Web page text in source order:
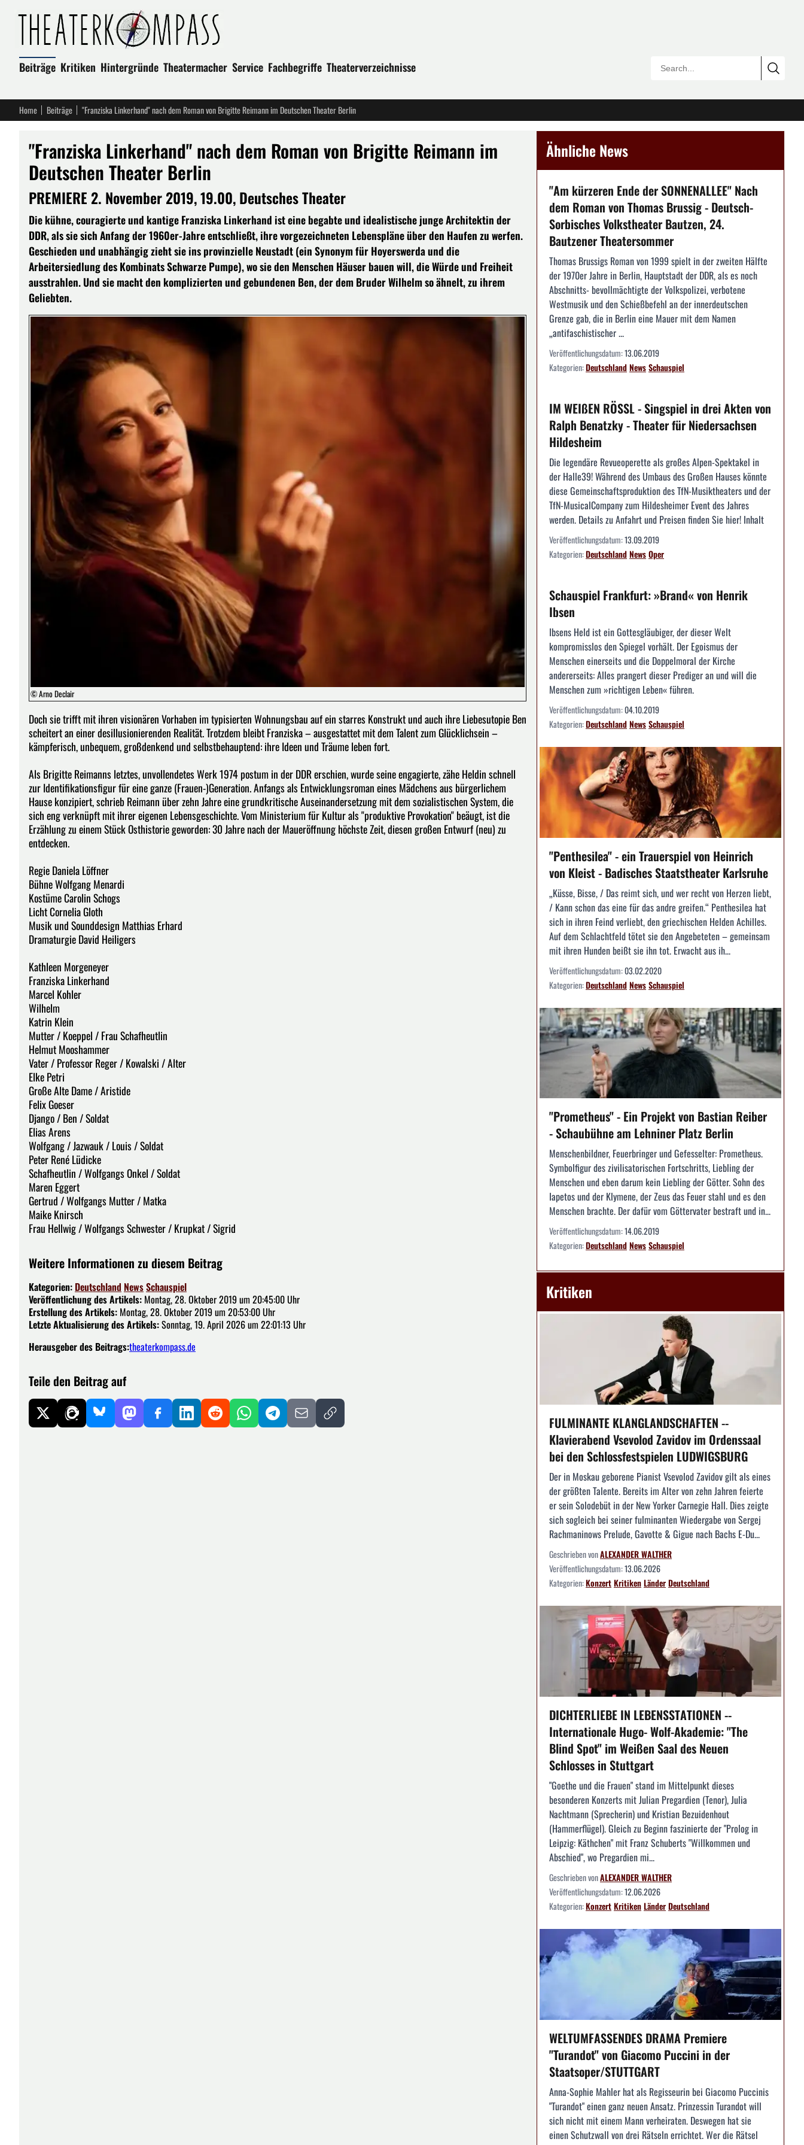
Beiträge Kritiken Hintergründe Theatermacher Service Fachbegriffe Theaterverzeichnisse
Home Beiträge "Franziska Linkerhand" nach dem Roman von Brigitte Reimann im Deutschen Theater Berlin
"Franziska Linkerhand" nach dem Roman von Brigitte Reimann im
Deutschen Theater Berlin
PREMIERE 2. November 2019, 19.00, Deutsches Theater
Die kühne, couragierte und kantige Franziska Linkerhand ist eine begabte und idealistische junge Architektin der
DDR, als sie sich Anfang der 1960er-Jahre entschließt, ihre vorgezeichneten Lebenspläne über den Haufen zu werfen.
Geschieden und unabhängig zieht sie ins provinzielle Neustadt (ein Synonym für Hoyerswerda und die
Arbeitersiedlung des Kombinats Schwarze Pumpe), wo sie den Menschen Häuser bauen will, die Würde und Freiheit
ausstrahlen. Und sie macht den komplizierten und gebundenen Ben, der dem Bruder Wilhelm so ähnelt, zu ihrem
Geliebten.
© Arno Declair
Doch sie trifft mit ihren visionären Vorhaben im typisierten Wohnungsbau auf ein starres Konstrukt und auch ihre Liebesutopie Ben
scheitert an einer desillusionierenden Realität. Trotzdem bleibt Franziska – ausgestattet mit dem Talent zum Glücklichsein –
kämpferisch, unbequem, großdenkend und selbstbehauptend: ihre Ideen und Träume leben fort.
Als Brigitte Reimanns letztes, unvollendetes Werk 1974 postum in der DDR erschien, wurde seine engagierte, zähe Heldin schnell
zur Identifikationsfigur für eine ganze (Frauen-)Generation. Anfangs als Entwicklungsroman eines Mädchens aus bürgerlichem
Hause konzipiert, schrieb Reimann über zehn Jahre eine grundkritische Auseinandersetzung mit dem sozialistischen System, die
sich eng verknüpft mit ihrer eigenen Lebensgeschichte. Vom Ministerium für Kultur als "produktive Provokation" beäugt, ist die
Erzählung zu einem Stück Osthistorie geworden: 30 Jahre nach der Maueröffnung höchste Zeit, diesen großen Entwurf (neu) zu
entdecken.
Regie Daniela Löffner
Bühne Wolfgang Menardi
Kostüme Carolin Schogs
Licht Cornelia Gloth
Musik und Sounddesign Matthias Erhard
Dramaturgie David Heiligers
Kathleen Morgeneyer
Franziska Linkerhand
Marcel Kohler
Wilhelm
Katrin Klein
Mutter / Koeppel / Frau Schafheutlin
Helmut Mooshammer
Vater / Professor Reger / Kowalski / Alter
Elke Petri
Große Alte Dame / Aristide
Felix Goeser
Django / Ben / Soldat
Elias Arens
Wolfgang / Jazwauk / Louis / Soldat
Peter René Lüdicke
Schafheutlin / Wolfgangs Onkel / Soldat
Maren Eggert
Gertrud / Wolfgangs Mutter / Matka
Maike Knirsch
Frau Hellwig / Wolfgangs Schwester / Krupkat / Sigrid
Weitere Informationen zu diesem Beitrag
Kategorien: Deutschland NewsSchauspiel
Veröffentlichung des Artikels: Montag, 28. Oktober 2019 um 20:45:00 Uhr
Erstellung des Artikels: Montag, 28. Oktober 2019 um 20:53:00 Uhr
Letzte Aktualisierung des Artikels:Sonntag, 19. April 2026 um 22:01:13 Uhr
Herausgeber des Beitrags:theaterkompass.de
Teile den Beitrag auf
Ähnliche News
"Am kürzeren Ende der SONNENALLEE" Nach
dem Roman von Thomas Brussig - Deutsch-
Sorbisches Volkstheater Bautzen, 24.
Bautzener Theatersommer
Thomas Brussigs Roman von 1999 spielt in der zweiten Hälfte
der 1970er Jahre in Berlin, Hauptstadt der DDR, als es noch
Abschnitts- bevollmächtigte der Volkspolizei, verbotene
Westmusik und den Schießbefehl an der innerdeutschen
Grenze gab, die in Berlin eine Mauer mit dem Namen
„antifaschistischer ...
Veröffentlichungsdatum:13.06.2019
Kategorien:DeutschlandNewsSchauspiel
IM WEIßEN RÖSSL - Singspiel in drei Akten von
Ralph Benatzky - Theater für Niedersachsen
Hildesheim
Die legendäre Revueoperette als großes Alpen-Spektakel in
der Halle39! Während des Umbaus des Großen Hauses könnte
diese Gemeinschaftsproduktion des TfN-Musiktheaters und der
TfN-MusicalCompany zum Hildesheimer Event des Jahres
werden. Details zu Anfahrt und Preisen finden Sie hier! Inhalt
Veröffentlichungsdatum:13.09.2019
Kategorien:DeutschlandNewsOper
Schauspiel Frankfurt: »Brand« von Henrik
Ibsen
Ibsens Held ist ein Gottesgläubiger, der dieser Welt
kompromisslos den Spiegel vorhält. Der Egoismus der
Menschen einerseits und die Doppelmoral der Kirche
andererseits: Alles prangert dieser Prediger an und will die
Menschen zum »richtigen Leben« führen.
Veröffentlichungsdatum:04.10.2019
Kategorien:DeutschlandNewsSchauspiel
"Penthesilea" - ein Trauerspiel von Heinrich
von Kleist - Badisches Staatstheater Karlsruhe
„Küsse, Bisse, / Das reimt sich, und wer recht von Herzen liebt,
/ Kann schon das eine für das andre greifen.“ Penthesilea hat
sich in ihren Feind verliebt, den griechischen Helden Achilles.
Auf dem Schlachtfeld tötet sie den Angebeteten – gemeinsam
mit ihren Hunden beißt sie ihn tot. Erwacht aus ih...
Veröffentlichungsdatum:03.02.2020
Kategorien:DeutschlandNewsSchauspiel
"Prometheus" - Ein Projekt von Bastian Reiber
- Schaubühne am Lehniner Platz Berlin
Menschenbildner, Feuerbringer und Gefesselter: Prometheus.
Symbolfigur des zivilisatorischen Fortschritts, Liebling der
Menschen und eben darum kein Liebling der Götter. Sohn des
Iapetos und der Klymene, der Zeus das Feuer stahl und es den
Menschen brachte. Der dafür vom Göttervater bestraft und in...
Veröffentlichungsdatum:14.06.2019
Kategorien:DeutschlandNewsSchauspiel
Kritiken
FULMINANTE KLANGLANDSCHAFTEN --
Klavierabend Vsevolod Zavidov im Ordenssaal
bei den Schlossfestspielen LUDWIGSBURG
Der in Moskau geborene Pianist Vsevolod Zavidov gilt als eines
der größten Talente. Bereits im Alter von zehn Jahren feierte
er sein Solodebüt in der New Yorker Carnegie Hall. Dies zeigte
sich sogleich bei seiner fulminanten Wiedergabe von Sergej
Rachmaninows Prelude, Gavotte & Gigue nach Bachs E-Du...
Geschrieben vonALEXANDER WALTHER
Veröffentlichungsdatum:13.06.2026
Kategorien:KonzertKritikenLänderDeutschland
DICHTERLIEBE IN LEBENSSTATIONEN --
Internationale Hugo- Wolf-Akademie: "The
Blind Spot" im Weißen Saal des Neuen
Schlosses in Stuttgart
"Goethe und die Frauen" stand im Mittelpunkt dieses
besonderen Konzerts mit Julian Pregardien (Tenor), Julia
Nachtmann (Sprecherin) und Kristian Bezuidenhout
(Hammerflügel). Gleich zu Beginn faszinierte der "Prolog in
Leipzig: Käthchen" mit Franz Schuberts "Willkommen und
Abschied", wo Pregardien mi...
Geschrieben vonALEXANDER WALTHER
Veröffentlichungsdatum:12.06.2026
Kategorien:KonzertKritikenLänderDeutschland
WELTUMFASSENDES DRAMA Premiere
"Turandot" von Giacomo Puccini in der
Staatsoper/STUTTGART
Anna-Sophie Mahler hat als Regisseurin bei Giacomo Puccinis
"Turandot" einen ganz neuen Ansatz. Prinzessin Turandot will
sich nicht mit einem Mann verheiraten. Deswegen hat sie
einen Schutzwall von drei Rätseln errichtet. Wer die Rätsel